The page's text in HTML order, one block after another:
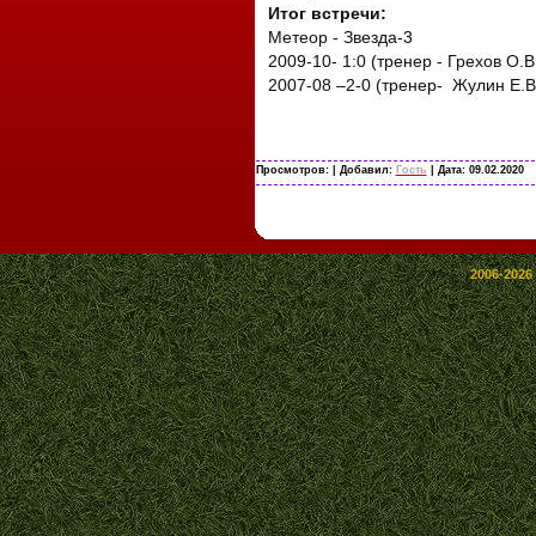
Итог встречи:
Метеор - Звезда-3
2009-10- 1:0 (тренер - Грехов
2007-08 –2-0 (тренер- Жулин
Просмотров: | Добавил: Гость | Дата: 09.02.2020
2006-